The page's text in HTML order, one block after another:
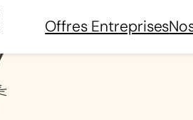
Offres Entreprises